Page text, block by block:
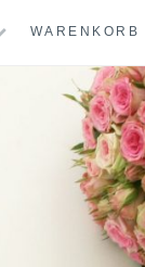
WARENKORB